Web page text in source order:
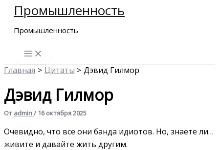
Перейти
содержимому
Промышленность
Промышленность
Главная Цитаты Дэвид Гилмор
Дэвид Гилмор
От admin/ 16 октября 2025
Очевидно, что все они банда идиотов. Но, знаете ли…
живите и давайте жить другим.